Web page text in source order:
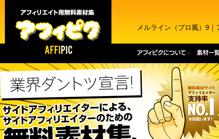
メルライン（プロ風）9